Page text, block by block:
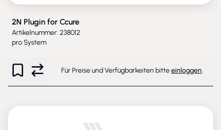
2N Plugin for Ccure
Artikelnummer: 238012
pro System
Für Preise und Verfügbarkeiten bitteeinloggen.